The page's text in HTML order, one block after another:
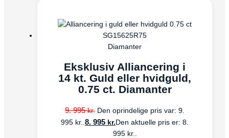
Diamanter
Eksklusiv Alliancering i
14 kt. Guld eller hvidguld,
0.75 ct. Diamanter
9. 995kr. Den oprindelige pris var: 9.
995 kr.. 8. 995 kr. Den aktuelle pris er: 8.
995 kr..